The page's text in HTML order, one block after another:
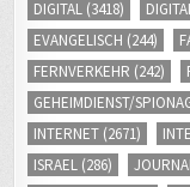
FERNVERKEHR (242)
GEHEIMDIENST/
INTERNET(2671)
ISRAEL(286)
KOMMENTAR(313)
MEDIEN(3203)